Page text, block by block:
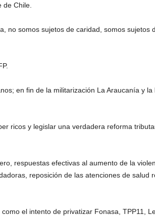
Chile.
no somos sujetos de caridad, somos sujetos
en fin de la militarización La Araucanía y la
ricos y legislar una verdadera reforma
respuestas efectivas al aumento de la
reposición de las atenciones de salud
el intento de privatizar Fonasa, TPP11,